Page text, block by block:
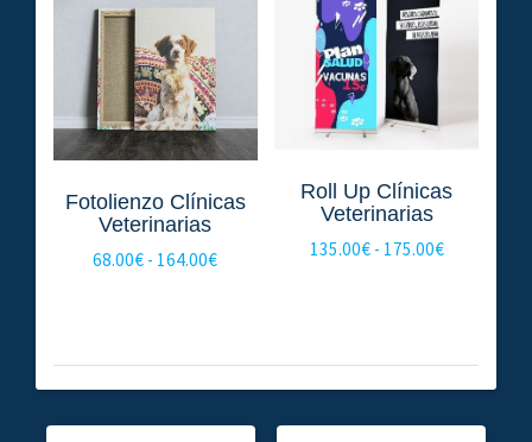
hasta
138.00€
Fotolienzo Clínicas
Veterinarias
68.00€ - 164.00€Rango
68.00€
hasta
Roll Up Clínicas
Veterinarias
135.00€ - 175.00€Rango